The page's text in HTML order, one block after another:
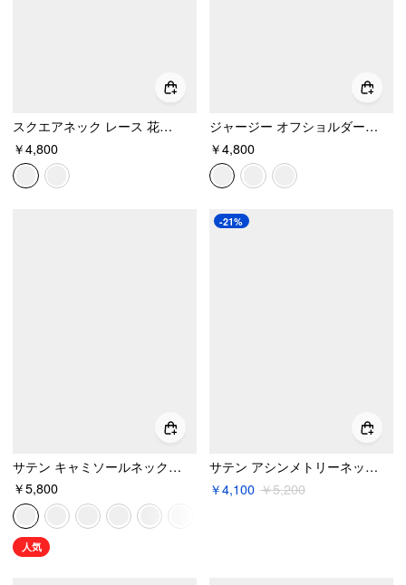
スクエアネック レース 花柄 ラッフルヘム ルーシュ入り ミニワンピース
￥4,800
ジャージー オフショルダー 半袖 蝶結び ミニワンピース
￥4,800
サテン キャミソールネック バックレス メタルディテール Aライン ミニドレス
￥5,800
人気
-21%
サテン アシンメトリーネック メタルディテール タイバック ミニドレス
￥4,100 ￥5,200